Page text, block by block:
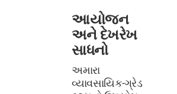
આયોજન
અને દેખરેખ
સાધનો
અમારા
વ્યાવસાયિક-ગ્રેડ